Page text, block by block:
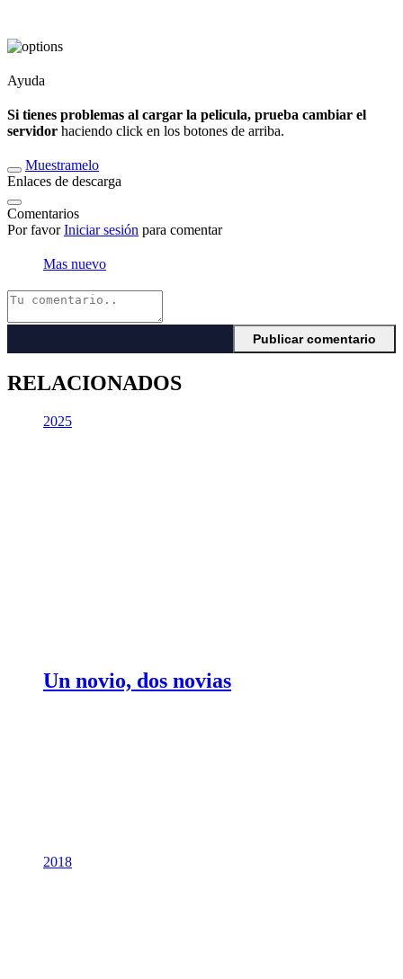
Ayuda
Si tienes problemas al cargar la pelicula, prueba cambiar el
servidor haciendo click en los botones de arriba.
Muestramelo
Enlaces de descarga
Comentarios
Por favorIniciar sesión para comentar
Mas nuevo
RELACIONADOS
2025
Un novio, dos novias
2018